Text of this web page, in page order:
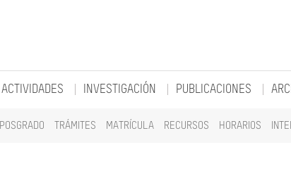
POSGRADO TRÁMITES MATRÍCULA RECURSOS HORARIOS
ACTIVIDADES INVESTIGACIÓN PUBLICACIONES